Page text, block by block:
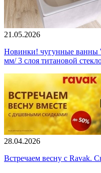
21.05.2026
Новинки! чугунные ванны
мм/ 3 слоя титановой
28.04.2026
Встречаем весну с Ravak.